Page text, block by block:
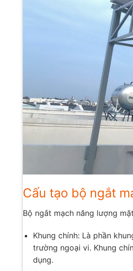
Cấu tạo bộ ngắt
Bộ ngắt mạch năng lượng
Khung chính: Là phần
trường ngoại vi. Khung
dụng.